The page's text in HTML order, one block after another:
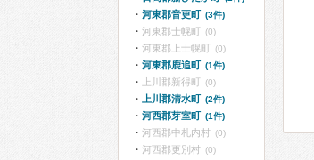
河東郡音更町 (3件)
河東郡士幌町 (0)
河東郡上士幌町 (0)
河東郡鹿追町 (1件)
上川郡新得町 (0)
上川郡清水町 (2件)
河西郡芽室町 (1件)
河西郡中札内村 (0)
河西郡更別村 (0)